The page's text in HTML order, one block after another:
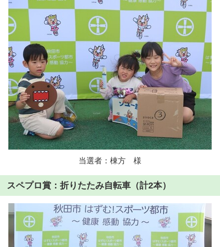
当選者：棟方 様
スペプロ賞：折りたたみ自転車（計2本）